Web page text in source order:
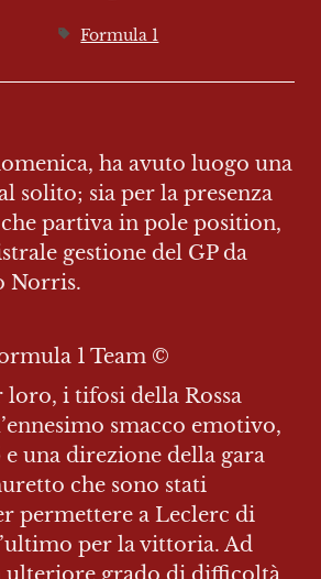
Formula 1
ha avuto luogo una
solito; sia per la presenza
partiva in pole position,
gestione del GP da
Norris.
1 Team ©️
i tifosi della Rossa
smacco emotivo,
e una direzione della gara
che sono stati
permettere a Leclerc di
per la vittoria. Ad
ulteriore grado di difficoltà